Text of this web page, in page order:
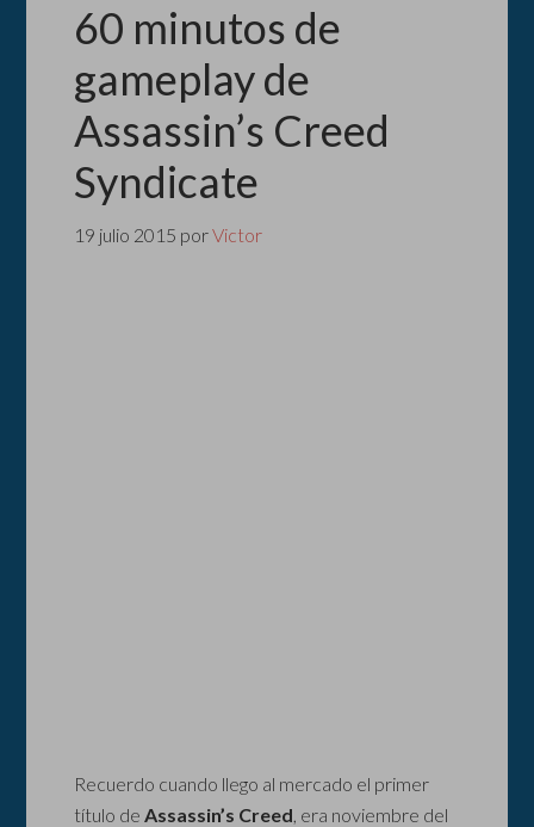
60 minutos de
gameplay de
Assassin’s Creed
Syndicate
19 julio 2015 porVictor
Recuerdo cuando llego al mercado el primer
título deAssassin’s Creed, era noviembre del